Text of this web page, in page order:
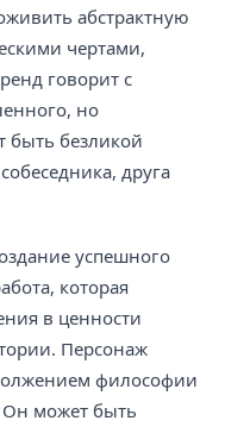
абстрактную
чертами,
говорит с
но
быть безликой
друга
успешного
которая
в ценности
Персонаж
философии
может быть